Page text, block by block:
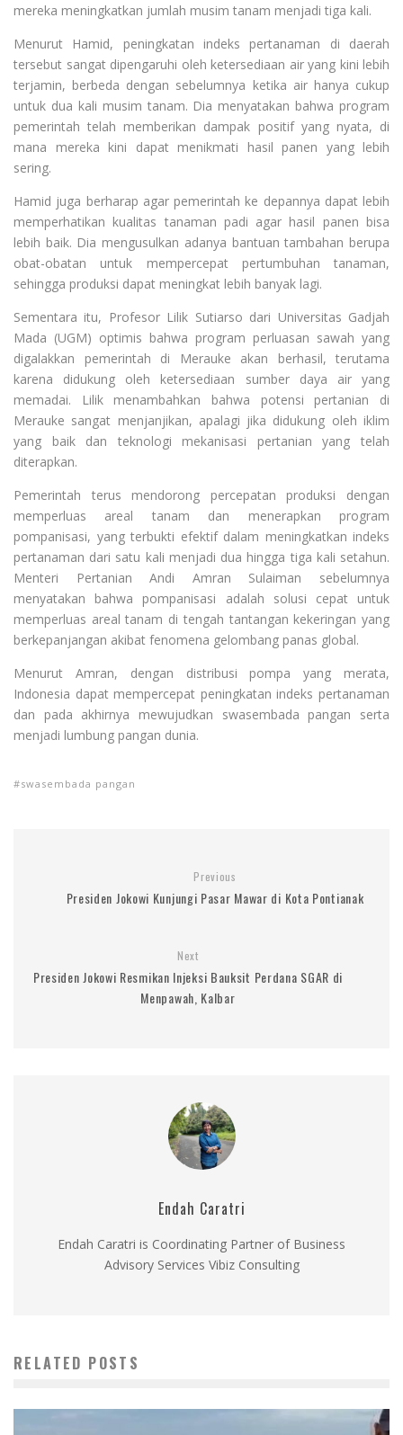
mereka meningkatkan jumlah musim tanam menjadi tiga kali.
Menurut Hamid, peningkatan indeks pertanaman di daerah
tersebut sangat dipengaruhi oleh ketersediaan air yang kini lebih
terjamin, berbeda dengan sebelumnya ketika air hanya cukup
untuk dua kali musim tanam. Dia menyatakan bahwa program
pemerintah telah memberikan dampak positif yang nyata, di
mana mereka kini dapat menikmati hasil panen yang lebih
sering.
Hamid juga berharap agar pemerintah ke depannya dapat lebih
memperhatikan kualitas tanaman padi agar hasil panen bisa
lebih baik. Dia mengusulkan adanya bantuan tambahan berupa
obat-obatan untuk mempercepat pertumbuhan tanaman,
sehingga produksi dapat meningkat lebih banyak lagi.
Sementara itu, Profesor Lilik Sutiarso dari Universitas Gadjah
Mada (UGM) optimis bahwa program perluasan sawah yang
digalakkan pemerintah di Merauke akan berhasil, terutama
karena didukung oleh ketersediaan sumber daya air yang
memadai. Lilik menambahkan bahwa potensi pertanian di
Merauke sangat menjanjikan, apalagi jika didukung oleh iklim
yang baik dan teknologi mekanisasi pertanian yang telah
diterapkan.
Pemerintah terus mendorong percepatan produksi dengan
memperluas areal tanam dan menerapkan program
pompanisasi, yang terbukti efektif dalam meningkatkan indeks
pertanaman dari satu kali menjadi dua hingga tiga kali setahun.
Menteri Pertanian Andi Amran Sulaiman sebelumnya
menyatakan bahwa pompanisasi adalah solusi cepat untuk
memperluas areal tanam di tengah tantangan kekeringan yang
berkepanjangan akibat fenomena gelombang panas global.
Menurut Amran, dengan distribusi pompa yang merata,
Indonesia dapat mempercepat peningkatan indeks pertanaman
dan pada akhirnya mewujudkan swasembada pangan serta
menjadi lumbung pangan dunia.
swasembada pangan
Previous
Presiden Jokowi Kunjungi Pasar Mawar di Kota Pontianak
Next
Presiden Jokowi Resmikan Injeksi Bauksit Perdana SGAR di
Menpawah, Kalbar
Endah Caratri
Endah Caratri is Coordinating Partner of Business
Advisory Services Vibiz Consulting
RELATED POSTS